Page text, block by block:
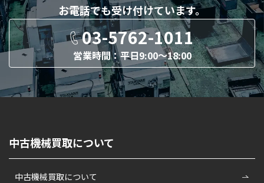
お電話でも受け付けています。
03-5762-1011
営業時間：平日9:00〜18:00
中古機械買取について
中古機械買取について